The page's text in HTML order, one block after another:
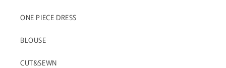
ONE PIECE DRESS
BLOUSE
CUT&SEWN